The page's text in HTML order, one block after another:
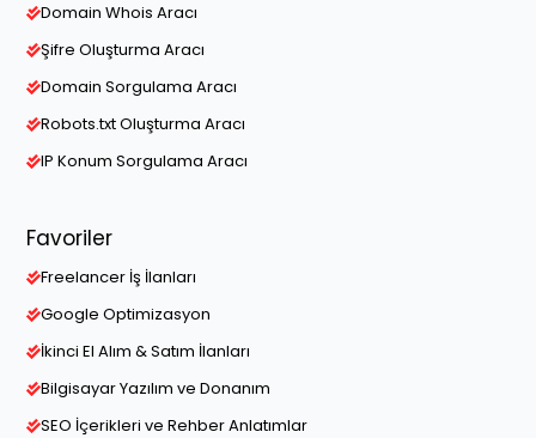
Domain Whois Aracı
Şifre Oluşturma Aracı
Domain Sorgulama Aracı
Robots.txt Oluşturma Aracı
IP Konum Sorgulama Aracı
Favoriler
Freelancer İş İlanları
Google Optimizasyon
İkinci El Alım & Satım İlanları
Bilgisayar Yazılım ve Donanım
SEO İçerikleri ve Rehber Anlatımlar